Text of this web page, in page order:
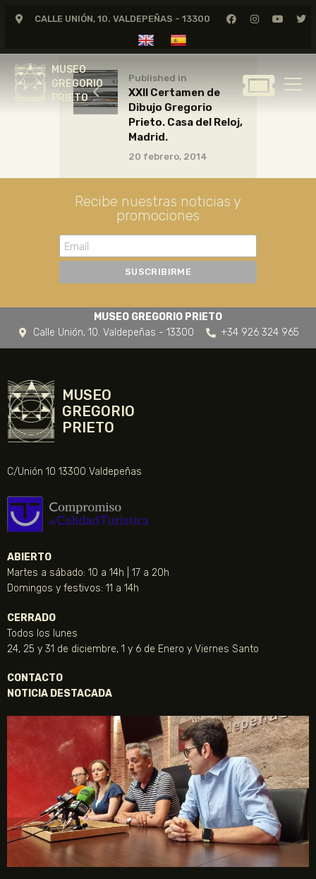
CALLE UNIÓN, 10. VALDEPEÑAS - 13300
MUSEO
GREGORIO
PRIETO
MUSEO
GREGORIO
GREGORIO PRIETO
CERTAMEN DE DIBUJO
FUNDACIÓN
NOTICIAS
Published in
XXII Certamen de
Dibujo Gregorio
Prieto. Casa del Reloj,
Madrid.
20 febrero, 2014
Recibe nuestras noticias y
promociones
MUSEO GREGORIO PRIETO
Calle Unión, 10. Valdepeñas - 13300
+34 926 324 965
MUSEO
GREGORIO
PRIETO
C/Unión 10 13300 Valdepeñas
ABIERTO
Martes a sábado: 10 a 14h | 17 a 20h
Domingos y festivos: 11 a 14h
CERRADO
Todos los lunes
24, 25 y 31 de diciembre, 1 y 6 de Enero y Viernes Santo
CONTACTO
NOTICIA DESTACADA